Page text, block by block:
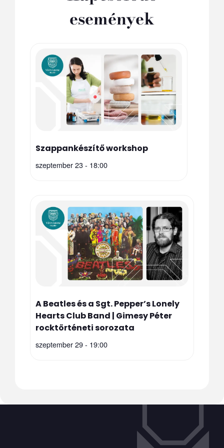
események
Szappankészítő workshop
szeptember 23 - 18:00
A Beatles és a Sgt. Pepper’s Lonely
Hearts Club Band | Gimesy Péter
rocktörténeti sorozata
szeptember 29 - 19:00